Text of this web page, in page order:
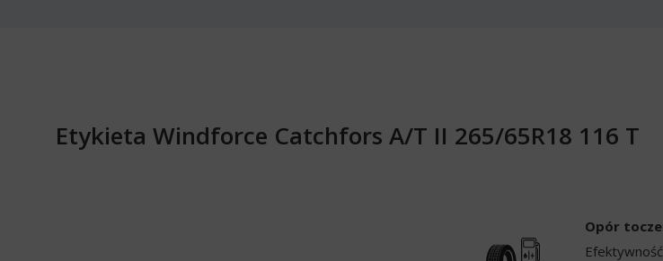
Etykieta Windforce Catchfors A/T II 265/65R18 116 T
Opór